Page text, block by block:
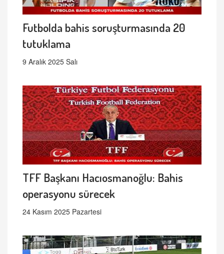
Futbolda bahis soruşturmasında 20
tutuklama
9 Aralık 2025 Salı
TFF Başkanı Hacıosmanoğlu: Bahis
operasyonu sürecek
24 Kasım 2025 Pazartesi